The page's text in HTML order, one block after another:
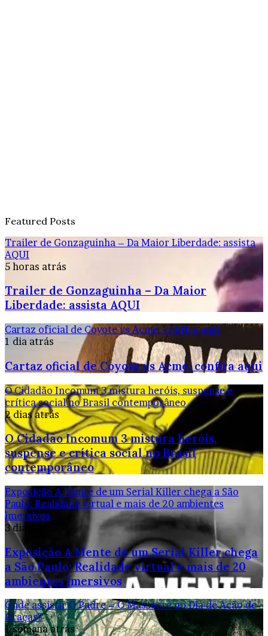
Featured Posts
Trailer de Gonzaguinha – Da Maior Liberdade: assista
AQUI
5 horas atrás
Trailer de Gonzaguinha – Da Maior
Liberdade: assista AQUI
Cartaz oficial de Coyote vs Acme: confira aqui
1 dia atrás
Cartaz oficial de Coyote vs Acme: confira aqui
O Cidadão Incomum 3 mistura heróis, suspense e
crítica social no Brasil contemporâneo
2 dias atrás
O Cidadão Incomum 3 mistura heróis,
suspense e crítica social no Brasil
contemporâneo
Exposição A Mente de um Serial Killer chega a São
Paulo: Realidade virtual e mais de 20 ambientes
imersivos
3 dias atrás
Exposição A Mente de um Serial Killer chega
a São Paulo: Realidade virtual e mais de 20
ambientes imersivos
Onde assistir O Padre – O Massacre no Dia de Ação de
Graças?
1 semana atrás